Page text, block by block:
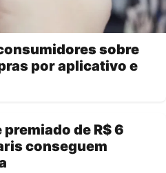
sobre
por aplicativo e
de R$ 6
conseguem